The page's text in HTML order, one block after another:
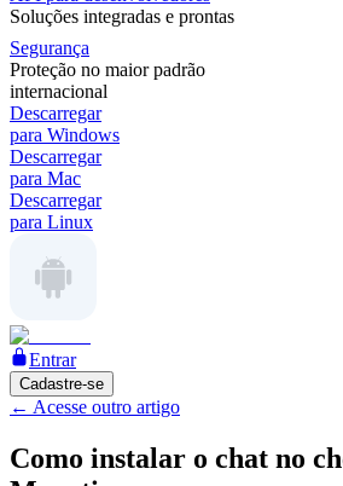
Soluções integradas e prontas
Segurança
Proteção no maior padrão
internacional
Descarregar
para Windows
Descarregar
para Mac
Descarregar
para Linux
Entrar
Cadastre-se
← Acesse outro artigo
Como instalar o chat no